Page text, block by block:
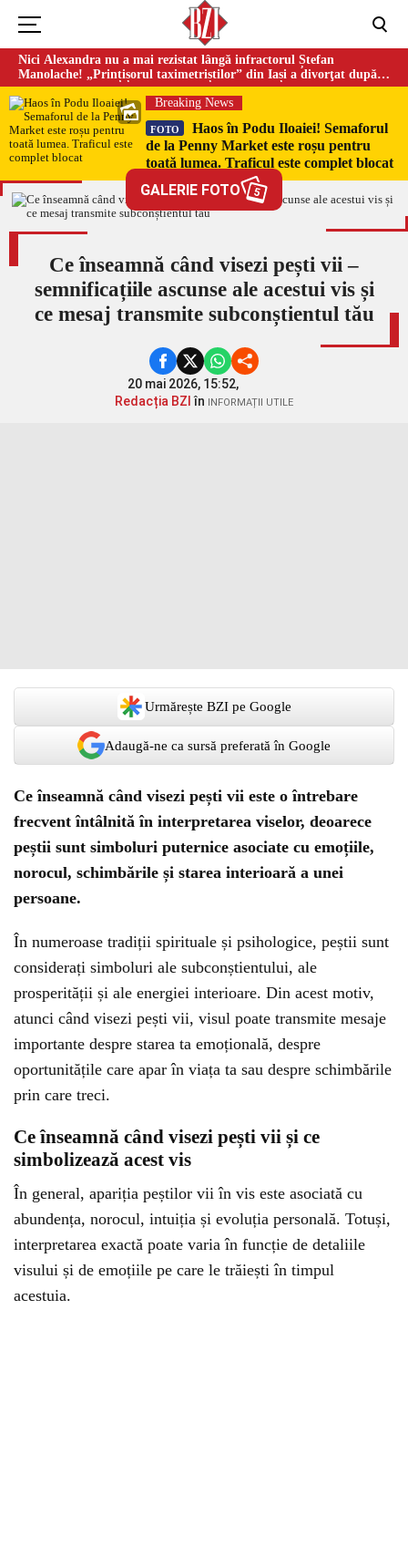
Nici Alexandra nu a mai rezistat lângă infractorul Ștefan
Manolache! „Prințișorul taximetriștilor” din Iași a divorţat după
doi ani de căsnicie
Breaking News
FOTO
Haos în Podu Iloaiei! Semaforul
de la Penny Market este roșu pentru
toată lumea. Traficul este complet blocat
GALERIE FOTO 5
Ce înseamnă când visezi pești vii –
semnificațiile ascunse ale acestui vis și
ce mesaj transmite subconștientul tău
20 mai 2026, 15:52,
Redacția BZI în INFORMAȚII UTILE
Urmărește BZI pe Google
Adaugă-ne ca sursă preferată în Google
Ce înseamnă când visezi pești vii este o întrebare
frecvent întâlnită în interpretarea viselor, deoarece
peștii sunt simboluri puternice asociate cu emoțiile,
norocul, schimbările și starea interioară a unei
persoane.
În numeroase tradiții spirituale și psihologice, peștii sunt
considerați simboluri ale subconștientului, ale
prosperității și ale energiei interioare. Din acest motiv,
atunci când visezi pești vii, visul poate transmite mesaje
importante despre starea ta emoțională, despre
oportunitățile care apar în viața ta sau despre schimbările
prin care treci.
Ce înseamnă când visezi pești vii și ce
simbolizează acest vis
În general, apariția peștilor vii în vis este asociată cu
abundența, norocul, intuiția și evoluția personală. Totuși,
interpretarea exactă poate varia în funcție de detaliile
visului și de emoțiile pe care le trăiești în timpul
acestuia.